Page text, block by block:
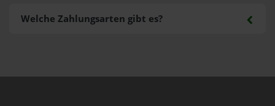
Welche Zahlungsarten gibt es?